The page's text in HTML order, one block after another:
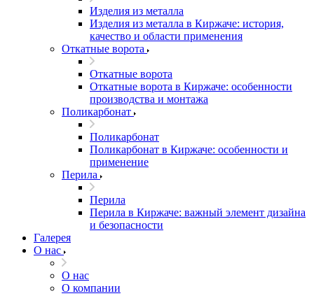
Изделия из металла
Изделия из металла в Киржаче: история,
качество и области применения
Откатные ворота
Откатные ворота
Откатные ворота в Киржаче: особенности
производства и монтажа
Поликарбонат
Поликарбонат
Поликарбонат в Киржаче: особенности и
применение
Перила
Перила
Перила в Киржаче: важный элемент дизайна
и безопасности
Галерея
О нас
О нас
О компании